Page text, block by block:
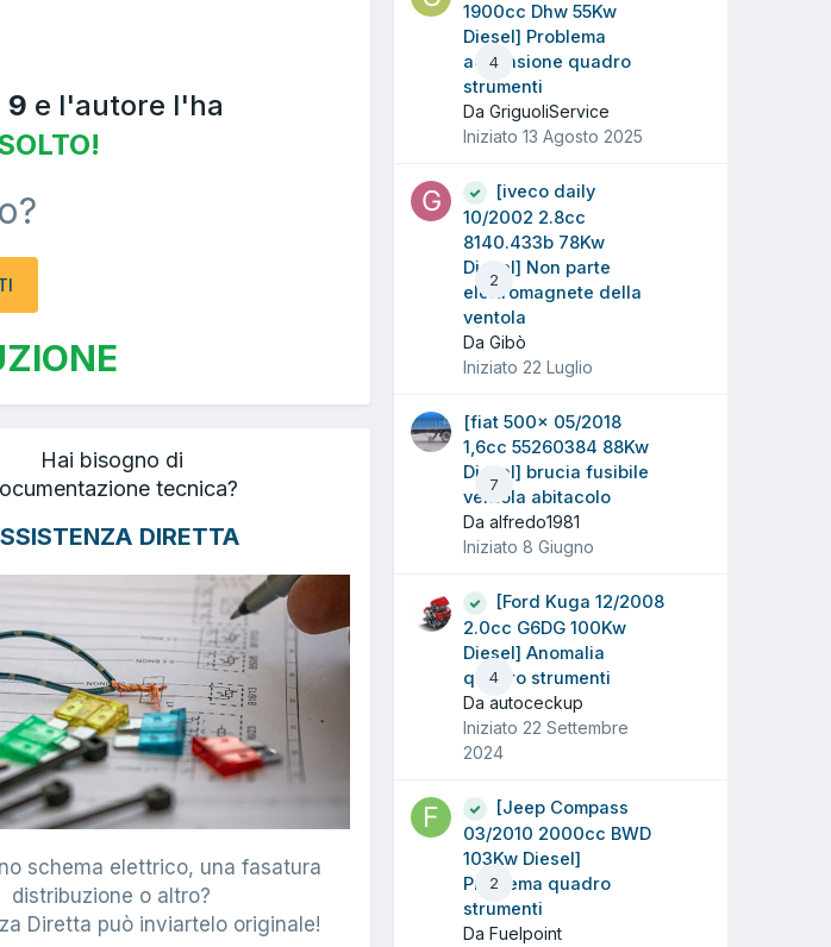
9 e l'autore l'ha
Hai bisogno di
tecnica?
DIRETTA
schema elettrico, una fasatura
distribuzione o altro?
Diretta può inviartelo originale!
4
1900cc Dhw 55Kw
Diesel] Problema
accensione quadro
strumenti
Da GriguoliService
Iniziato 13 Agosto 2025
2
[iveco daily
10/2002 2.8cc
8140.433b 78Kw
Diesel] Non parte
elettromagnete della
ventola
Da Gibò
Iniziato 22 Luglio
7
[fiat 500x 05/2018
1,6cc 55260384 88Kw
Diesel] brucia fusibile
ventola abitacolo
Da alfredo1981
Iniziato 8 Giugno
4
[Ford Kuga 12/2008
2.0cc G6DG 100Kw
Diesel] Anomalia
quadro strumenti
Da autoceckup
Iniziato 22 Settembre
2024
2
[Jeep Compass
03/2010 2000cc BWD
103Kw Diesel]
Problema quadro
strumenti
Da Fuelpoint